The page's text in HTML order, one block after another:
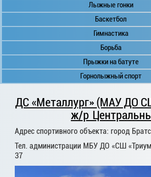
Лыжные гонки
Баскетбол
Гимнастика
Борьба
Прыжки на батуте
Горнолыжный спорт
ДС «Металлург» (МАУ ДО
ж/р
Адрес спортивного объекта: город
Тел. администрации МБУ ДО «СШ
37